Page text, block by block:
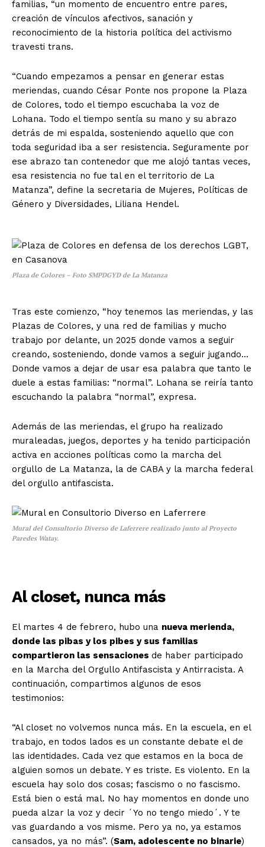
familias, “un momento de encuentro entre pares,
creación de vínculos afectivos, sanación y
reconocimiento de la historia política del activismo
travesti trans.
“Cuando empezamos a pensar en generar estas
meriendas, cuando César Ponte nos propone la Plaza
de Colores, todo el tiempo escuchaba la voz de
Lohana. Todo el tiempo sentía su mano y su abrazo
detrás de mi espalda, sosteniendo aquello que con
toda seguridad iba a ser resistencia. Seguramente por
ese abrazo tan contenedor que me alojó tantas veces,
esa resistencia no fue tal en el territorio de La
Matanza”, define la secretaria de Mujeres, Políticas de
Género y Diversidades, Liliana Hendel.
Plaza de Colores – Foto SMPDGYD de La Matanza
Tras este comienzo, “hoy tenemos las meriendas, y las
Plazas de Colores, y una red de familias y mucho
trabajo por delante, un 2025 donde vamos a seguir
creando, sosteniendo, donde vamos a seguir jugando…
Donde vamos a dejar de usar esa palabra que tanto le
duele a estas familias: “normal”. Lohana se reiría tanto
escuchando la palabra “normal”, expresa.
Además de las meriendas, el grupo ha realizado
muraleadas, juegos, deportes y ha tenido participación
activa en acciones políticas como la marcha del
orgullo de La Matanza, la de CABA y la marcha federal
del orgullo antifascista.
Mural del Consultorio Diverso de Laferrere realizado junto al Proyecto
Paredes Watay.
Al closet, nunca más
El martes 4 de febrero, hubo una nueva merienda,
donde las pibas y los pibes y sus familias
compartieron las sensaciones de haber participado
en la Marcha del Orgullo Antifascista y Antirracista. A
continuación, compartimos algunos de esos
testimonios:
“Al closet no volvemos nunca más. En la escuela, en el
trabajo, en todos lados es un constante debate el de
las identidades. Cada vez que estamos en la boca de
alguien somos un debate. Y es triste. Es violento. En la
escuela hay solo dos cosas; fascismo o no fascismo.
Está bien o está mal. No hay momentos en donde uno
pueda alzar la voz y decir ´Yo no tengo miedo´. Y te
vas guardando a vos misme. Pero ya no, ya estamos
cansados, ya no más”. (Sam, adolescente no binarie)